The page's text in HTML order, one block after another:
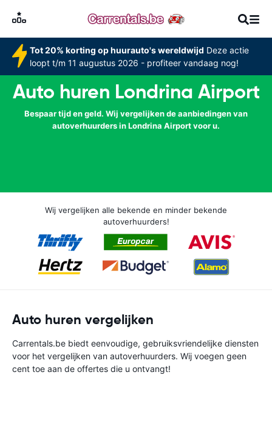
Tot 20% korting op huurauto's wereldwijd Deze actie
loopt t/m 11 augustus 2026 - profiteer vandaag nog!
Auto huren Londrina Airport
Bespaar tijd en geld. Wij vergelijken de aanbiedingen van
autoverhuurders in Londrina Airport voor u.
Wij vergelijken alle bekende en minder bekende
autoverhuurders!
Auto huren vergelijken
Carrentals.be biedt eenvoudige, gebruiksvriendelijke diensten
voor het vergelijken van autoverhuurders. Wij voegen geen
cent toe aan de offertes die u ontvangt!